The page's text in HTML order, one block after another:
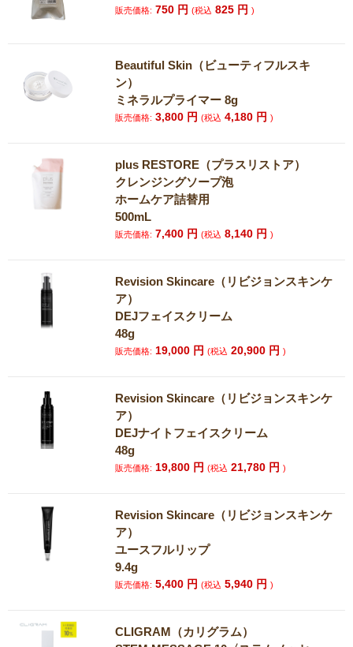
販売価格: 750 円(税込 825 円)
Beautiful Skin（ビューティフルスキ
ン）
ミネラルプライマー 8g
販売価格: 3,800 円(税込 4,180 円)
plus RESTORE（プラスリストア）
クレンジングソープ泡
ホームケア詰替用
500mL
販売価格: 7,400 円(税込 8,140 円)
Revision Skincare（リビジョンスキンケ
ア）
DEJフェイスクリーム
48g
販売価格: 19,000 円(税込 20,900 円)
Revision Skincare（リビジョンスキンケ
ア）
DEJナイトフェイスクリーム
48g
販売価格: 19,800 円(税込 21,780 円)
Revision Skincare（リビジョンスキンケ
ア）
ユースフルリップ
9.4g
販売価格: 5,400 円(税込 5,940 円)
CLIGRAM（カリグラム）